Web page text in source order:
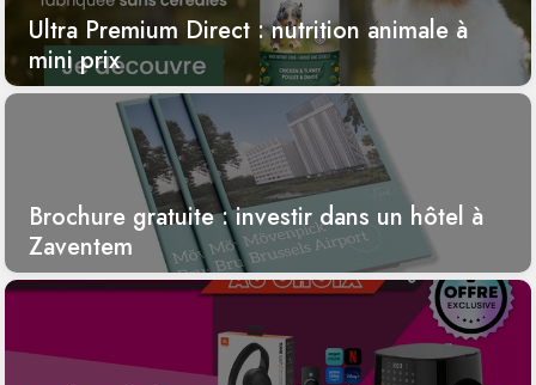
Ultra Premium Direct : nutrition animale à
mini prix
Brochure gratuite : investir dans un hôtel à
Zaventem